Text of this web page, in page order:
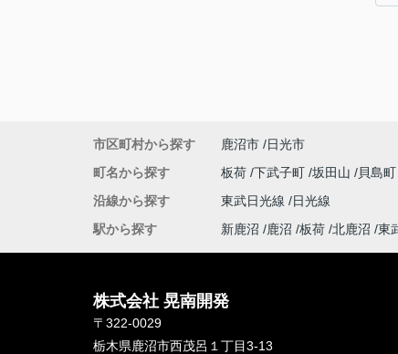
市区町村から探す 鹿沼市
日光市
町名から探す
板荷 下武子町 坂田山 貝島町
沿線から探す
東武日光線
日光線
駅から探す
新鹿沼 鹿沼 板荷 北鹿沼 東
株式会社 晃南開発
〒322-0029
栃木県鹿沼市西茂呂１丁目3-13